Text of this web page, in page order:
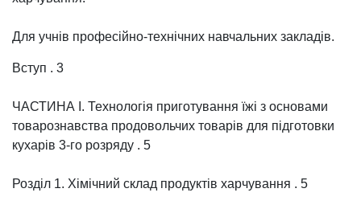
Для учнів професійно-технічних навчальних закладів.
Вступ . 3
ЧАСТИНА І. Технологія приготування їжі з основами
товарознавства продовольчих товарів для підготовки
кухарів 3-го розряду . 5
Розділ 1. Хімічний склад продуктів харчування . 5